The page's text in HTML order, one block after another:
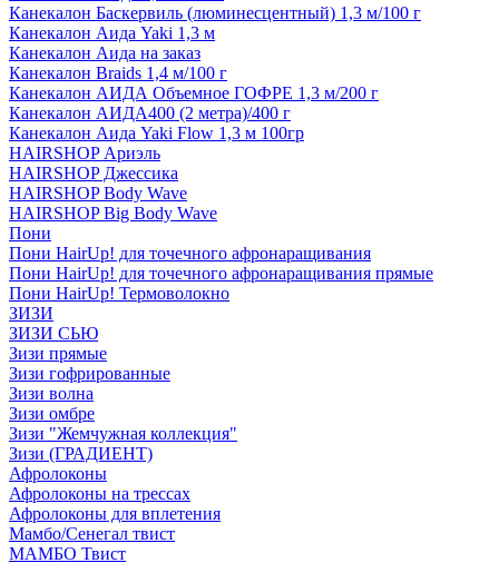
Канекалон Баскервиль (люминесцентный) 1,3 м/100 г
Канекалон Аида Yaki 1,3 м
Канекалон Аида на заказ
Канекалон Braids 1,4 м/100 г
Канекалон АИДА Объемное ГОФРЕ 1,3 м/200 г
Канекалон АИДА400 (2 метра)/400 г
Канекалон Аида Yaki Flow 1,3 м 100гр
HAIRSHOP Ариэль
HAIRSHOP Джессика
HAIRSHOP Body Wave
HAIRSHOP Big Body Wave
Пони
Пони HairUp! для точечного афронаращивания
Пони HairUp! для точечного афронаращивания прямые
Пони HairUp! Термоволокно
ЗИЗИ
ЗИЗИ СЬЮ
Зизи прямые
Зизи гофрированные
Зизи волна
Зизи омбре
Зизи "Жемчужная коллекция"
Зизи (ГРАДИЕНТ)
Афролоконы
Афролоконы на трессах
Афролоконы для вплетения
Мамбо/Сенегал твист
МАМБО Твист